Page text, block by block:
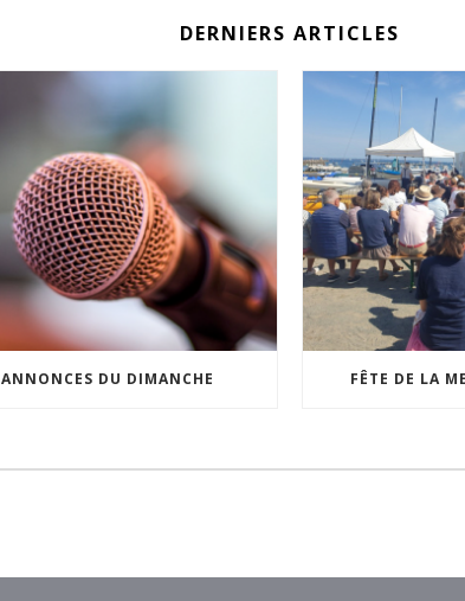
DERNIERS ARTICLES
ANNONCES DU DIMANCHE FÊTE DE LA